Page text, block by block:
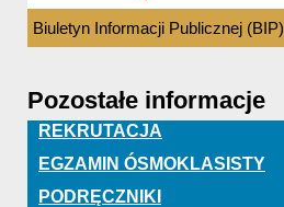
Biuletyn Informacji Publicznej (BIP)
Pozostałe informacje
REKRUTACJA
EGZAMIN ÓSMOKLASISTY
PODRĘCZNIKI